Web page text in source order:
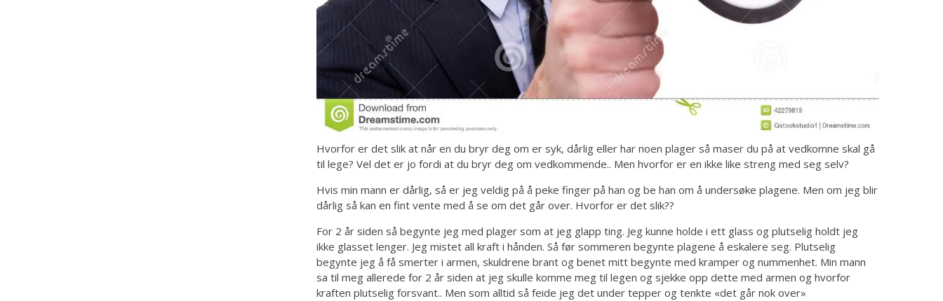
Hvorfor er det slik at når en du bryr deg om er syk, dårlig eller har noen plager så maser du på at vedkomne skal gå
til lege? Vel det er jo fordi at du bryr deg om vedkommende.. Men hvorfor er en ikke like streng med seg selv?
Hvis min mann er dårlig, så er jeg veldig på å peke finger på han og be han om å undersøke plagene. Men om jeg blir
dårlig så kan en fint vente med å se om det går over. Hvorfor er det slik??
For 2 år siden så begynte jeg med plager som at jeg glapp ting. Jeg kunne holde i ett glass og plutselig holdt jeg
ikke glasset lenger. Jeg mistet all kraft i hånden. Så før sommeren begynte plagene å eskalere seg. Plutselig
begynte jeg å få smerter i armen, skuldrene brant og benet mitt begynte med kramper og nummenhet. Min mann
sa til meg allerede for 2 år siden at jeg skulle komme meg til legen og sjekke opp dette med armen og hvorfor
kraften plutselig forsvant.. Men som alltid så feide jeg det under tepper og tenkte «det går nok over»